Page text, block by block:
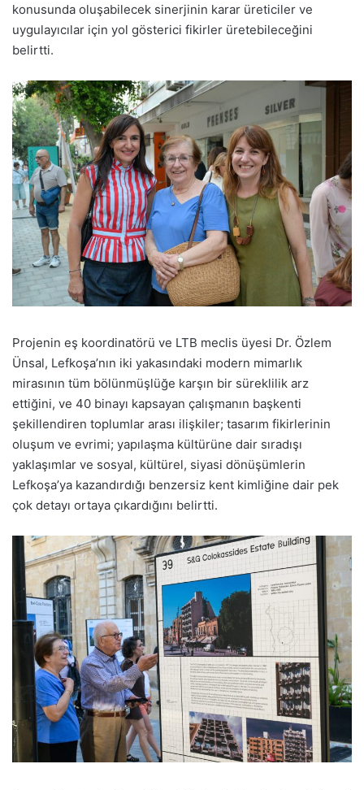
konusunda oluşabilecek sinerjinin karar üreticiler ve
uygulayıcılar için yol gösterici fikirler üretebileceğini
belirtti.
Projenin eş koordinatörü ve LTB meclis üyesi Dr. Özlem
Ünsal, Lefkoşa’nın iki yakasındaki modern mimarlık
mirasının tüm bölünmüşlüğe karşın bir süreklilik arz
ettiğini, ve 40 binayı kapsayan çalışmanın başkenti
şekillendiren toplumlar arası ilişkiler; tasarım fikirlerinin
oluşum ve evrimi; yapılaşma kültürüne dair sıradışı
yaklaşımlar ve sosyal, kültürel, siyasi dönüşümlerin
Lefkoşa’ya kazandırdığı benzersiz kent kimliğine dair pek
çok detayı ortaya çıkardığını belirtti.